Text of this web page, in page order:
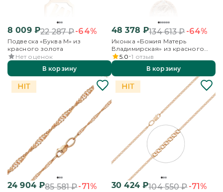
8 009₽22 287₽-64%
Подвеска «Буква М» из
красного золота
Нет оценок
В корзину
48 378 ₽134 613₽-64%
Иконка «Божия Матерь
Владимирская» из красного
золота
5.0 1 отзыв
В корзину
24 904₽85 581₽-71% 30 424₽104 550₽-71%